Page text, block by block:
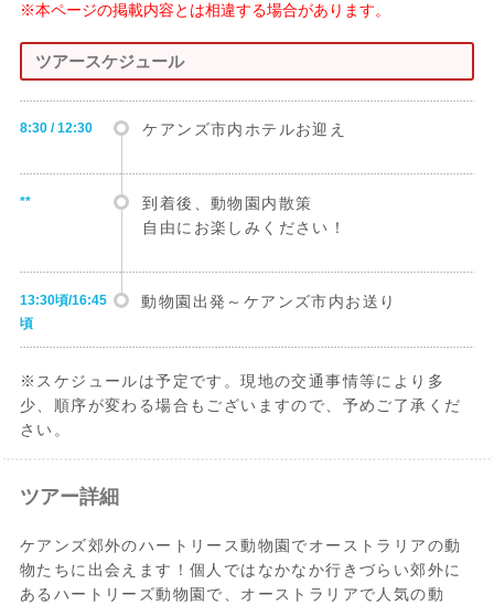
※本ページの掲載内容とは相違する場合があります。
ツアースケジュール
8:30 / 12:30 ケアンズ市内ホテルお迎え
**
到着後、動物園内散策
自由にお楽しみください！
13:30頃/16:45
頃
動物園出発～ケアンズ市内お送り
※スケジュールは予定です。現地の交通事情等により多
少、順序が変わる場合もございますので、予めご了承くだ
さい。
ツアー詳細
ケアンズ郊外のハートリース動物園でオーストラリアの動
物たちに出会えます！個人ではなかなか行きづらい郊外に
あるハートリーズ動物園で、オーストラリアで人気の動